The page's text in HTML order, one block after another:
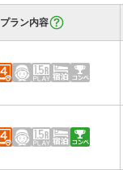
プラン内容